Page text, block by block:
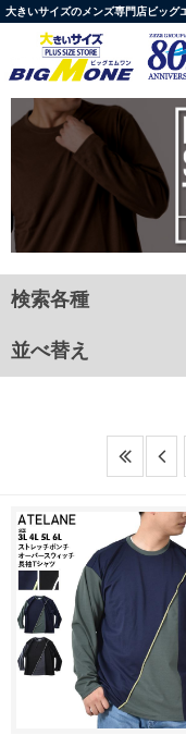
大きいサイズのメンズ専門店ビッグ
検索各種
並べ替え